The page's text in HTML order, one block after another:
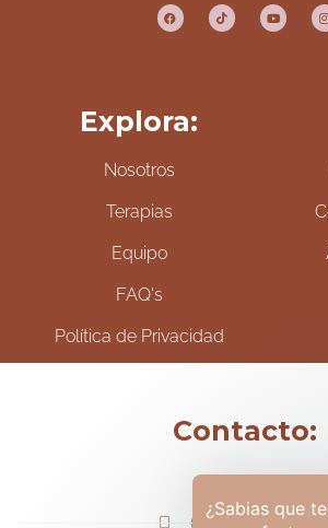
Explora:
Nosotros
Terapias
Equipo
FAQ's
Política de Privacidad
Contacto:
(+57) 317-6006425
¿Sabias que